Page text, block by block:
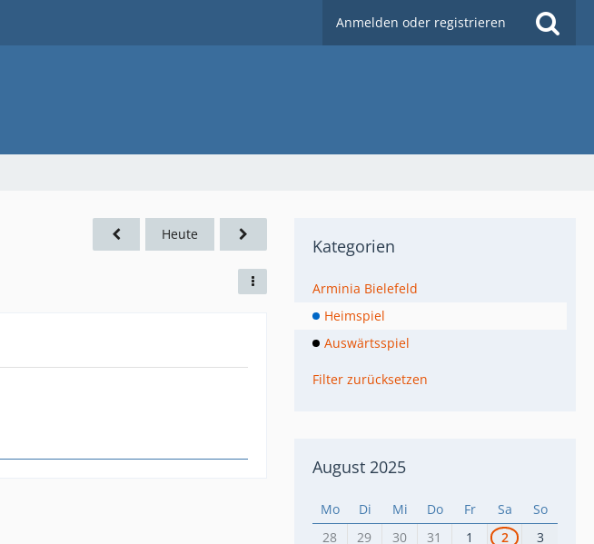
Anmelden oder registrieren
Heute
Kategorien
Arminia Bielefeld
Heimspiel
Auswärtsspiel
Filter zurücksetzen
August 2025
Mo Di Mi Do Fr Sa
So
28
29 30 31 1 2
3